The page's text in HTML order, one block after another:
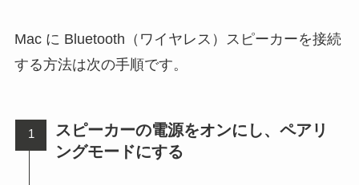
Mac に Bluetooth（ワイヤレス）スピーカーを接続
する方法は次の手順です。
スピーカーの電源をオンにし、ペアリ
ングモードにする